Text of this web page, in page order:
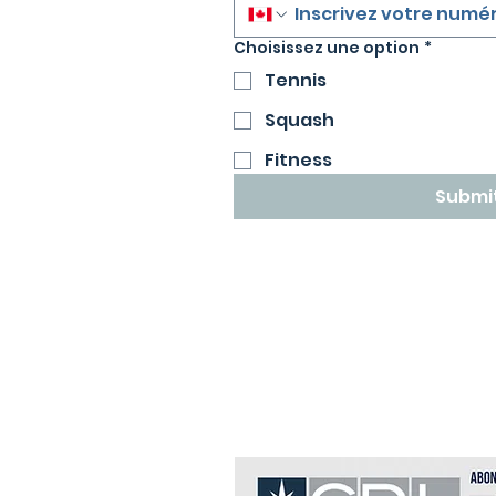
Choisissez une option *
Tennis
Squash
Fitness